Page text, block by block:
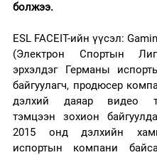
болжээ.
ESL FACEIT-ийн үүсэл:
(Электрон Спортын
эрхэлдэг Германы
байгуулагч, продюсер
дэлхий даяар видео
тэмцээн зохион
2015 онд дэлхийн
испортын компани